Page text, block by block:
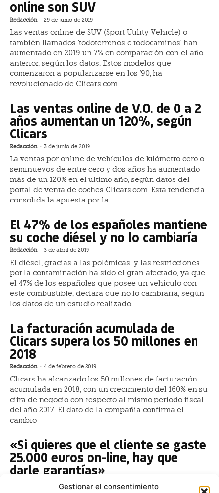
Gestionar el consentimiento
online son SUV
Redacción - 29 de junio de 2019
Las ventas online de SUV (Sport Utility Vehicle) o
también llamados 'todoterrenos o todocaminos' han
aumentado en 2019 un 7% en comparación con el año
anterior, según los datos. Estos modelos que
comenzaron a popularizarse en los '90, ha
revolucionado de Clicars.com
Las ventas online de V.O. de 0 a 2
años aumentan un 120%, según
Clicars
Redacción - 3 de junio de 2019
La ventas por online de vehículos de kilómetro cero o
seminuevos de entre cero y dos años ha aumentado
más de un 120% en el ultimo año, según datos del
portal de venta de coches Clicars.com. Esta tendencia
consolida la apuesta por la
El 47% de los españoles mantiene
su coche diésel y no lo cambiaría
Redacción - 3 de abril de 2019
El diésel, gracias a las polémicas y las restricciones
por la contaminación ha sido el gran afectado, ya que
el 47% de los españoles que posee un vehículo con
este combustible, declara que no lo cambiaría, según
los datos de un estudio realizado
La facturación acumulada de
Clicars supera los 50 millones en
2018
Redacción - 4 de febrero de 2019
Clicars ha alcanzado los 50 millones de facturación
acumulada en 2018, con un crecimiento del 160% en su
cifra de negocio con respecto al mismo periodo fiscal
del año 2017. El dato de la compañía confirma el
cambio
«Si quieres que el cliente se gaste
25.000 euros on-line, hay que
darle garantías»
31 de mayo de 2018